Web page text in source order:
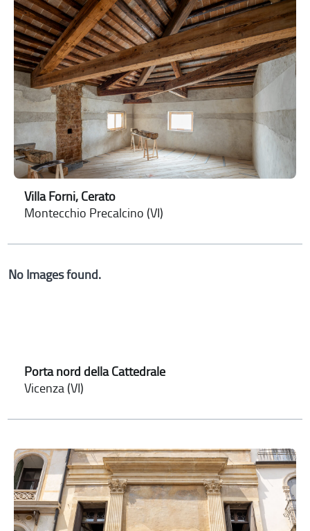
Villa Forni, Cerato
Montecchio Precalcino (VI)
No Images found.
Porta nord della Cattedrale
Vicenza (VI)